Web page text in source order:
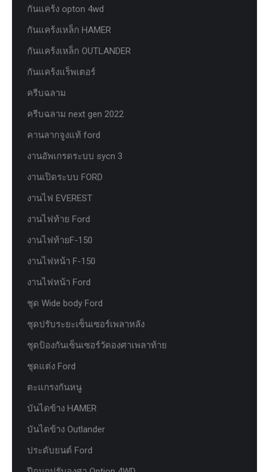
กันแคร้ง opton 4wd
กันแคร้งเหล็ก HAMER
กันแคร้งเหล็ก OUTLANDER
กันแคร้งแร็พเตอร์
ครีบฉลาม
ครีบฉลาม next gen 2022
คานลากจูงแท้ ford
งานอัพเกรดระบบ sycn 3
งานเปิดระบบ FORD
งานไฟ EVEREST
งานไฟท้าย Ford
งานไฟท้ายF-150
งานไฟหน้า F-150
งานไฟหน้า Ford
ชุด Wide body Ford
ชุดปรับระยะเซ็นเซอร์เพลาหลัง
ชุดป้องกันเซ็นเซอร์วัดองศาเพลาท้าย
ชุดแต่ง Ford
ตะแกรงกันหนู
บันไดข้าง HAMER
บันไดข้าง Outlander
ประดับยนต์ Ford